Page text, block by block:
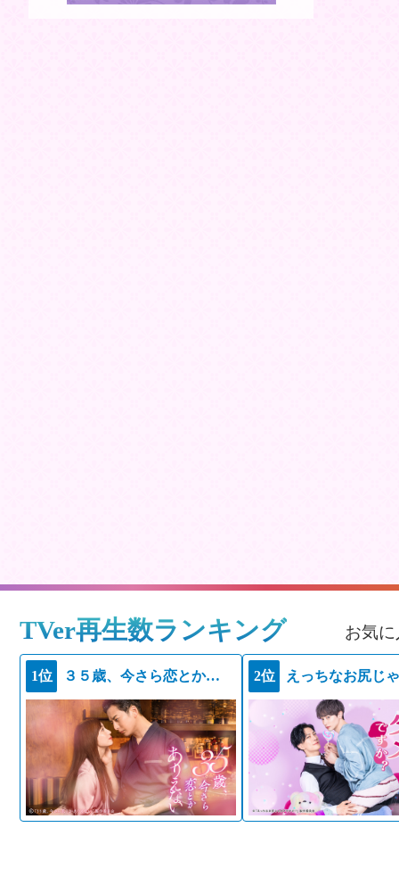
TVer再生数ランキング お気
1位 ３５歳、今さら恋とかありえない 2位